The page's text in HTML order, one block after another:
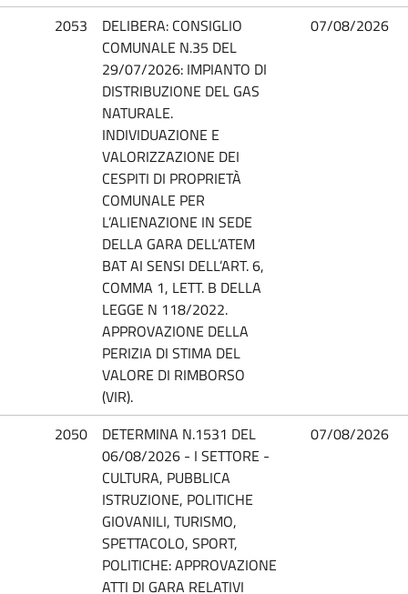
2053
DELIBERA: CONSIGLIO
COMUNALE N.35 DEL
29/07/2026: IMPIANTO DI
DISTRIBUZIONE DEL GAS
NATURALE.
INDIVIDUAZIONE E
VALORIZZAZIONE DEI
CESPITI DI PROPRIETÀ
COMUNALE PER
L’ALIENAZIONE IN SEDE
DELLA GARA DELL’ATEM
BAT AI SENSI DELL’ART. 6,
COMMA 1, LETT. B DELLA
LEGGE N 118/2022.
APPROVAZIONE DELLA
PERIZIA DI STIMA DEL
VALORE DI RIMBORSO
(VIR).
07/08/2026
2050
DETERMINA N.1531 DEL
06/08/2026 - I SETTORE -
CULTURA, PUBBLICA
ISTRUZIONE, POLITICHE
GIOVANILI, TURISMO,
SPETTACOLO, SPORT,
POLITICHE: APPROVAZIONE
ATTI DI GARA RELATIVI
07/08/2026